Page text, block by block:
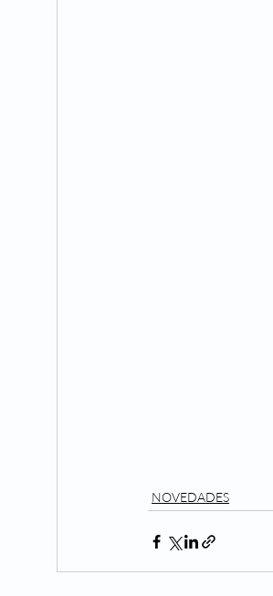
NOVEDADES